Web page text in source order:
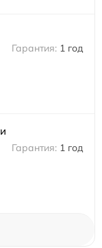
1 год
1 год